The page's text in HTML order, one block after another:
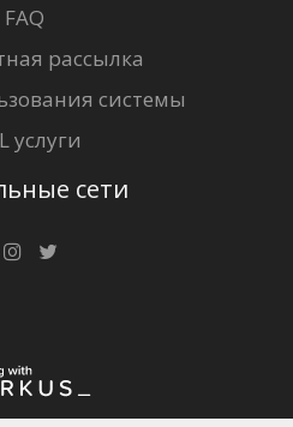
FAQ
рассылка
системы
услуги
сети